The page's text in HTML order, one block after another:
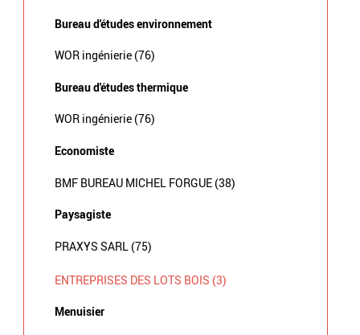
Bureau d'études environnement
WOR ingénierie (76)
Bureau d'études thermique
WOR ingénierie (76)
Economiste
BMF BUREAU MICHEL FORGUE (38)
Paysagiste
PRAXYS SARL (75)
ENTREPRISES DES LOTS BOIS (3)
Menuisier